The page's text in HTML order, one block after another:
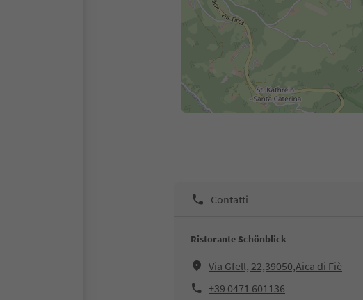
Contatti
Ristorante Schönblick
Via Gfell, 22,39050,Aica di Fiè
+39 0471 601136